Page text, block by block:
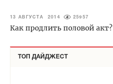
13 АВГУСТА 2014 25957
Как продлить половой акт?
ТОП ДАЙДЖЕСТ